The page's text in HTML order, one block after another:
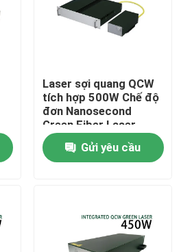
Laser sợi quang QCW
tích hợp 500W Chế độ
đơn Nanosecond
Green Fiber Laser
Gửi yêu cầu